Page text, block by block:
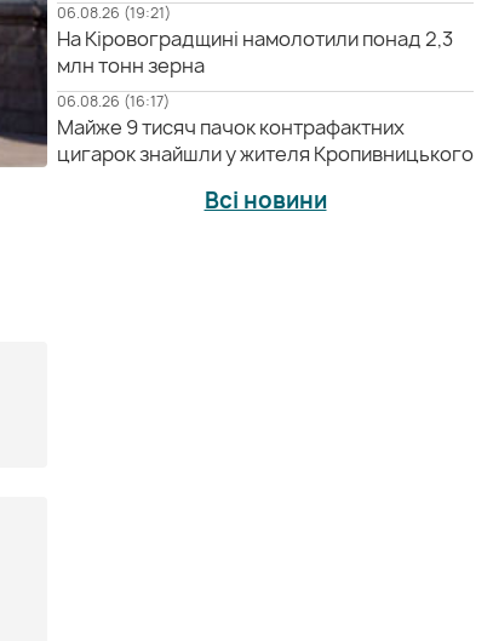
06.08.26 (19:21)
На Кіровоградщині намолотили понад 2,3
млн тонн зерна
06.08.26 (16:17)
Майже 9 тисяч пачок контрафактних
цигарок знайшли у жителя Кропивницького
Всі новини